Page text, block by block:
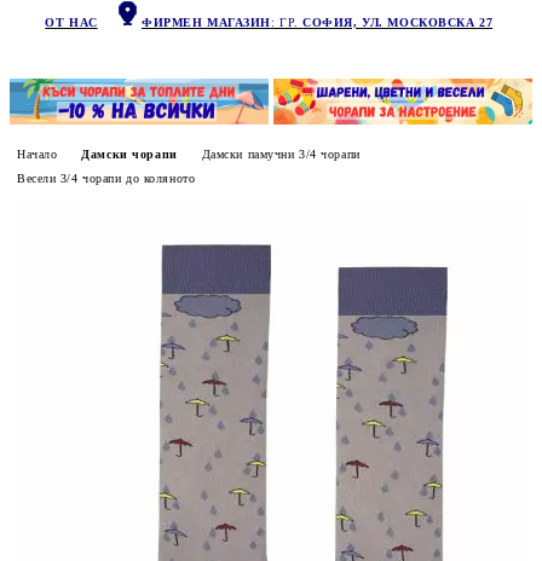
ОТ НАС ФИРМЕН МАГАЗИН: ГР.СОФИЯ, УЛ. МОСКОВСКА 27
Начало Дамски чорапи
Дамски памучни 3/4 чорапи
Весели 3/4 чорапи до коляното